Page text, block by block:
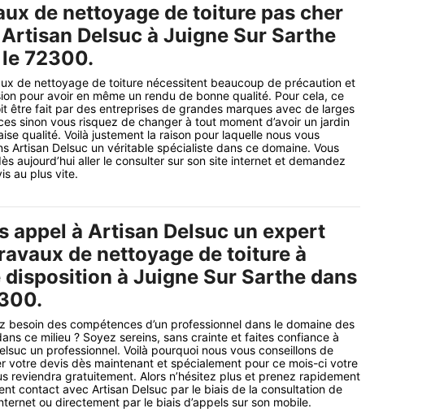
de nettoyage de toiture pas cher
Delsuc à Juigne Sur Sarthe
72300.
de nettoyage de toiture nécessitent beaucoup de précaution et
pour avoir en même un rendu de bonne qualité. Pour cela, ce
être fait par des entreprises de grandes marques avec de larges
sinon vous risquez de changer à tout moment d’avoir un jardin
qualité. Voilà justement la raison pour laquelle nous vous
Artisan Delsuc un véritable spécialiste dans ce domaine. Vous
aujourd’hui aller le consulter sur son site internet et demandez
au plus vite.
appel à Artisan Delsuc un expert
de nettoyage de toiture à
à Juigne Sur Sarthe dans
besoin des compétences d’un professionnel dans le domaine des
ce milieu ? Soyez sereins, sans crainte et faites confiance à
un professionnel. Voilà pourquoi nous vous conseillons de
votre devis dès maintenant et spécialement pour ce mois-ci votre
reviendra gratuitement. Alors n’hésitez plus et prenez rapidement
contact avec Artisan Delsuc par le biais de la consultation de
ou directement par le biais d’appels sur son mobile.